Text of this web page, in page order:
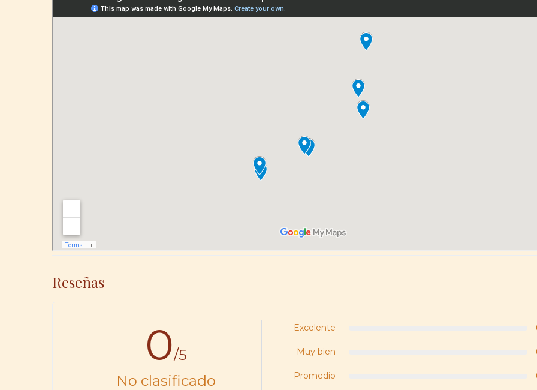
Reseñas
0/5
No clasificado
Excelente
Muy bien
Promedio